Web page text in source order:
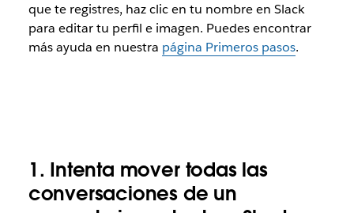
que te registres, haz clic en tu nombre en Slack
para editar tu perfil e imagen. Puedes encontrar
más ayuda en nuestra página Primeros pasos.
1. Intenta mover todas las
conversaciones de un